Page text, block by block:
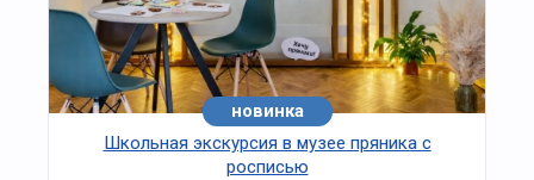
новинка
Школьная экскурсия в музее пряника с
росписью